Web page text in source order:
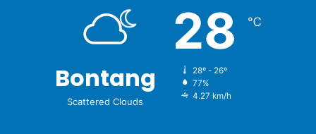
Bontang
Scattered Clouds
28 ℃
28º - 26º
77%
4.27 km/h